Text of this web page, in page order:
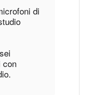
di
con